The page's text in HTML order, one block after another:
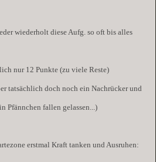
wiederholt diese Aufg. so oft bis alles
nur 12 Punkte (zu viele Reste)
tatsächlich doch noch ein Nachrücker und
Pfännchen fallen gelassen...)
erstmal Kraft tanken und Ausruhen: